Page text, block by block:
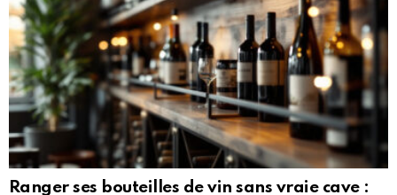
Ranger ses bouteilles de vin sans vraie cave :